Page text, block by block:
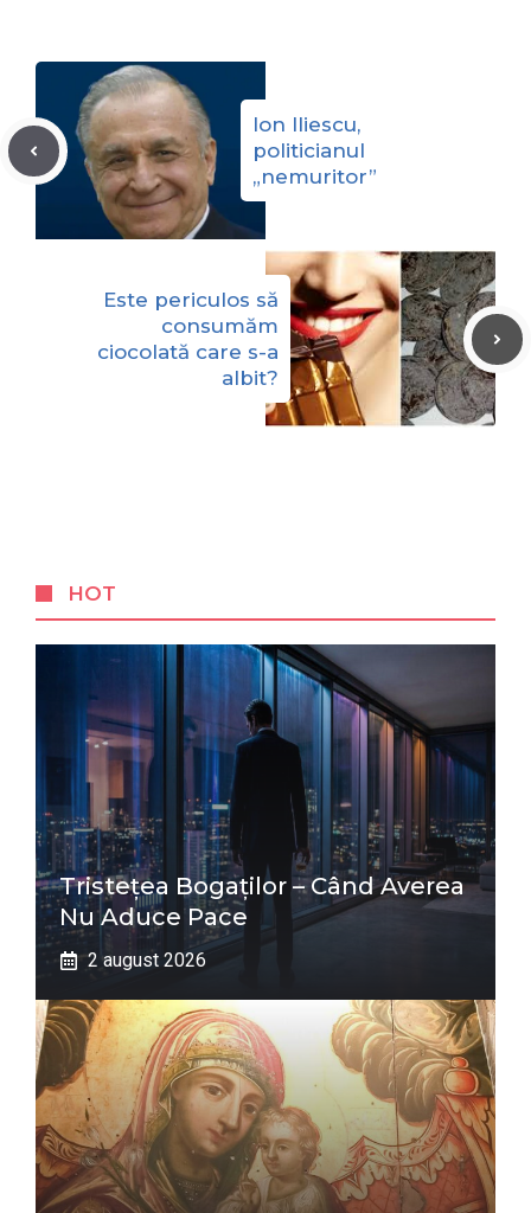
Ion Iliescu,
politicianul
„nemuritor”
Este periculos să
consumăm
ciocolată care s-a
albit?
HOT
Tristețea Bogaților – Când Averea
Nu Aduce Pace
2 august 2026